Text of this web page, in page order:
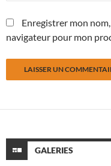
Enregistrer mon
navigateur pour mon
GALERIES